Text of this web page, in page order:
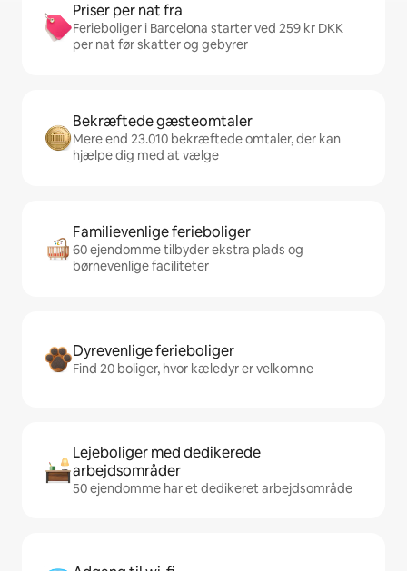
Priser per nat fra
Ferieboliger i Barcelona starter ved 259 kr DKK
per nat før skatter og gebyrer
Bekræftede gæsteomtaler
Mere end 23.010 bekræftede omtaler, der kan
hjælpe dig med at vælge
Familievenlige ferieboliger
60 ejendomme tilbyder ekstra plads og
børnevenlige faciliteter
Dyrevenlige ferieboliger
Find 20 boliger, hvor kæledyr er velkomne
Lejeboliger med dedikerede
arbejdsområder
50 ejendomme har et dedikeret arbejdsområde